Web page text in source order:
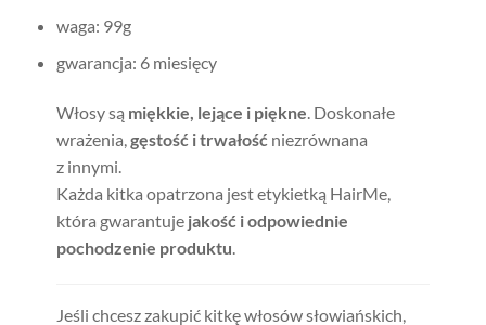
waga: 99g
gwarancja: 6 miesięcy
Włosy są miękkie, lejące i piękne. Doskonałe
wrażenia,gęstość i trwałośćniezrównana
z innymi.
Każda kitka opatrzona jest etykietką HairMe,
która gwarantuje jakość i odpowiednie
pochodzenie produktu.
Jeśli chcesz zakupić kitkę włosów słowiańskich,